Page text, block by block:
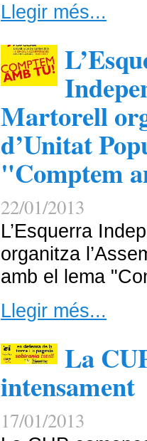
Llegir més...
Martorell
d’Unitat
"Comptem
22/01/2013
L’Esquerra
organitza
amb el lema
Llegir més...
La
intensament
17/01/2013